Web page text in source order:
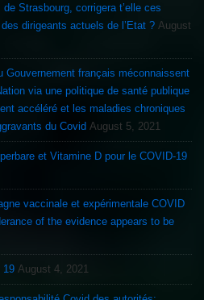
Strasbourg, corrigera t’elle ces
dirigeants actuels de l’Etat ? August
Gouvernement français méconnaissent
via une politique de santé publique
accéléré et les maladies chroniques
du Covid August 5, 2021
et Vitamine D pour le COVID-19
vaccinale et expérimentale COVID
of the evidence appears to be
19 August 4, 2021